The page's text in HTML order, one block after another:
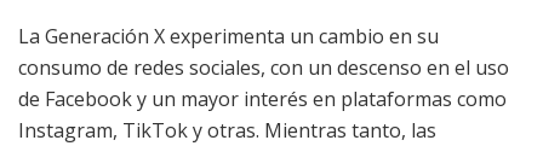
La Generación X experimenta un cambio en su
consumo de redes sociales, con un descenso en el uso
de Facebook y un mayor interés en plataformas como
Instagram, TikTok y otras. Mientras tanto, las